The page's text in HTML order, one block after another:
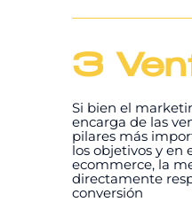
3
Si bien el
encarga de las
pilares más
los objetivos y en
ecommerce, la
directamente
conversión